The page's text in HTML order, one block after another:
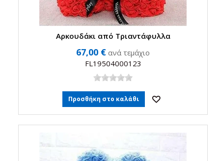
Αρκουδάκι από Τριαντάφυλλα
67,00 € ανά τεμάχιο
FL19504000123
Προσθήκη στο καλάθι